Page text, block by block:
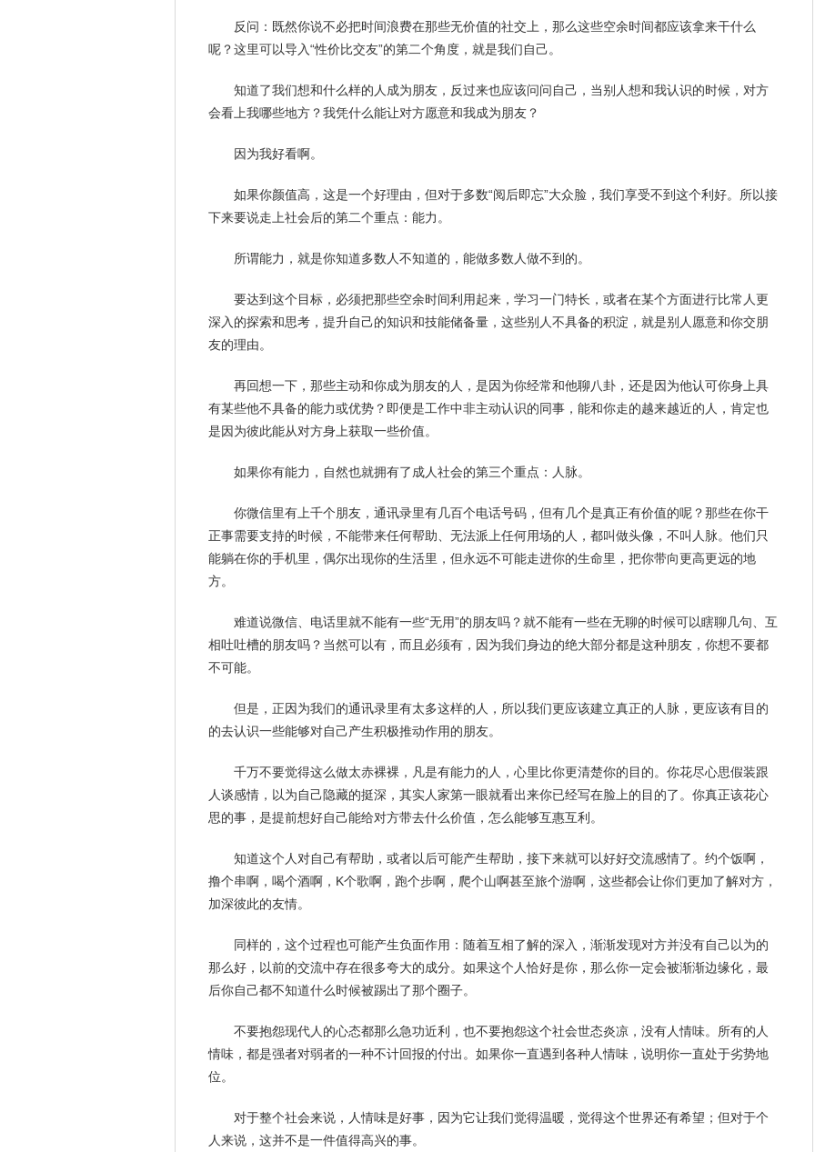
反问：既然你说不必把时间浪费在那些无价值的社交上，那么这些空余时间都应该拿来干什么
呢？这里可以导入“性价比交友”的第二个角度，就是我们自己。
知道了我们想和什么样的人成为朋友，反过来也应该问问自己，当别人想和我认识的时候，对方
会看上我哪些地方？我凭什么能让对方愿意和我成为朋友？
因为我好看啊。
如果你颜值高，这是一个好理由，但对于多数“阅后即忘”大众脸，我们享受不到这个利好。所以接
下来要说走上社会后的第二个重点：能力。
所谓能力，就是你知道多数人不知道的，能做多数人做不到的。
要达到这个目标 ，必须把那些空余时间利用起来， 学习一门特长，或者在某个方面进行比常人更
深入的探索和思考，提升自己的知识和技能储备量，这些别人不具备的积淀，就是别人愿意和你交朋
友的理由。
再回想一下，那些主动和你成为朋友的人，是因为你经常和他聊八卦，还是因为他认可你身上具
有某些他不具备的能力或优势？即便是工作中非主动认识的同事，能和你走的越来越近的人，肯定也
是因为彼此能从对方身上获取一些价值。
如果你有能力，自然也就拥有了成人社会的第三个重点：人脉。
你微信里有上千个朋友，通讯录里有几百个电话号码，但有几个是真正有价值的呢？那些在你干
正事需要支持的时候，不能带来任何帮助、无法派上任何用场的人，都叫做头像，不叫人脉。他们只
能躺在你的手机里，偶尔出现你的生活里，但永远不可能走进你的生命里，把你带向更高更远的地
方。
难道说微信、电话里就不能有一些“无用”的朋友吗？就不能有一些在无聊的时候可以瞎聊几句、互
相吐吐槽的朋友吗？当然可以有，而且必须有，因为我们身边的绝大部分都是这种朋友，你想不要都
不可能。
但是，正因为我们的通讯录里有太多这样的人，所以我们更应该建立真正的人脉，更应该有目的
的去认识一些能够对自己产生积极推动作用的朋友。
千万不要觉得这么做太赤裸裸，凡是有能力的人，心里比你更清楚你的目的。你花尽心思假装跟
人谈感情 ，以为自己隐藏的挺深，其实人家第一眼就看出来你已经写在脸上的目的了。你真正该花心
思的事，是提前想好自己能给对方带去什么价值，怎么能够互惠互利。
知道这个人对自己有帮助，或者以后可能产生帮助，接下来就可以好好交流感情了。约个饭啊，
撸个串啊，喝个酒啊，K个歌啊，跑个步啊，爬个山啊甚至旅个游啊，这些都会让你们更加了解对方，
加深彼此的友情。
同样的，这个过程也可能产生负面作用：随着互相了解的深入，渐渐发现对方并没有自己以为的
那么好，以前的交流中存在很多夸大的成分。如果这个人恰好是你，那么你一定会被渐渐边缘化，最
后你自己都不知道什么时候被踢出了那个圈子。
不要抱怨现代人的心态都那么急功近利，也不要抱怨这个社会世态炎凉，没有人情味。所有的人
情味，都是强者对弱者的一种不计回报的付出。如果你一直遇到各种人情味，说明你一直处于劣势地
位。
对于整个社会来说，人情味是好事，因为它让我们觉得温暖 ，觉得这个世界还有希望 ；但对于个
人来说，这并不是一件值得高兴的事。